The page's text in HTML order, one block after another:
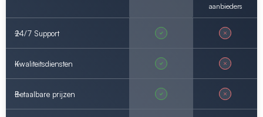
aanbieders
24/7 Support
Kwaliteitsdiensten
Betaalbare prijzen